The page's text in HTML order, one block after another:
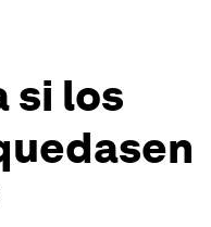
si los